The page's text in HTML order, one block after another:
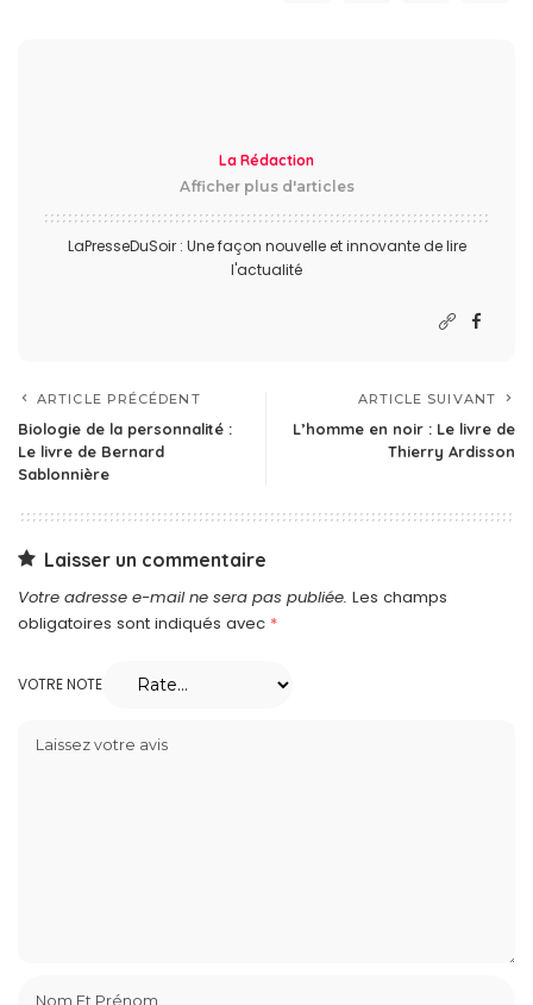
La Rédaction
Afficher plus d'articles
LaPresseDuSoir : Une façon nouvelle et innovante de lire
l'actualité
ARTICLE PRÉCÉDENT
Biologie de la personnalité :
Le livre de Bernard
Sablonnière
ARTICLE SUIVANT
L’homme en noir : Le livre de
Thierry Ardisson
Laisser un commentaire
Votre adresse e-mail ne sera pas publiée. Les champs
obligatoires sont indiqués avec *
VOTRE NOTE